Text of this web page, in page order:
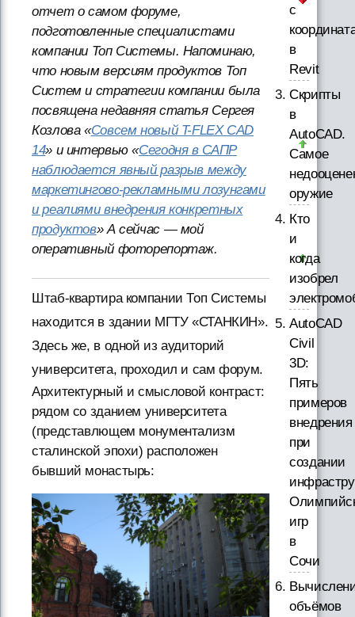
отчет о самом форуме,
подготовленные специалистами
компании Топ Системы. Напоминаю,
что новым версиям продуктов Топ
Систем и стратегии компании была
посвящена недавняя статья Сергея
Козлова «Совсем новый T-FLEX CAD
14» и интервью «Сегодня в САПР
наблюдается явный разрыв между
маркетингово-рекламными лозунгами
и реалиями внедрения конкретных
продуктов» А сейчас — мой
оперативный фоторепортаж.
Штаб-квартира компании Топ Системы
находится в здании МГТУ «СТАНКИН».
Здесь же, в одной из аудиторий
университета, проходил и сам форум.
Архитектурный и смысловой контраст:
рядом со зданием университета
(представлющем монументализм
сталинской эпохи) расположен
бывший монастырь:
с
в
Revit
Скрипты
в
AutoCAD.
Самое
оружие
Кто
и
когда
изобрел
AutoCAD
Civil
3D:
Пять
примеров
внедрения
при
создании
игр
в
Сочи
объёмов